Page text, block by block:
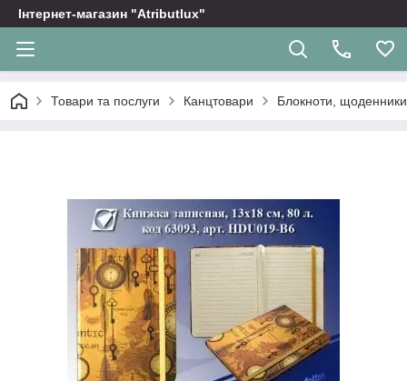
Інтернет-магазин "Atributlux"
Товари та послуги Канцтовари Блокноти,